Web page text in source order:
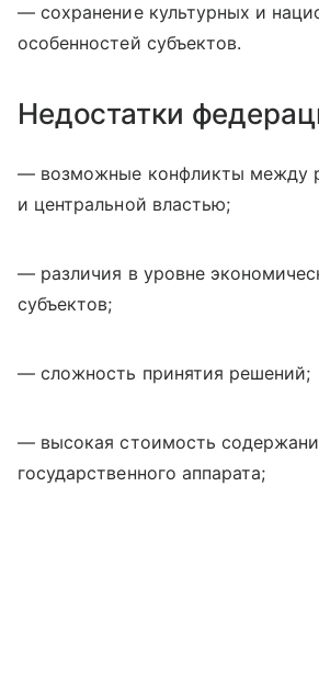
— сохранение культурных и
особенностей субъектов.
Недостатки
— возможные конфликты между
и центральной властью;
— различия в уровне
субъектов;
— сложность принятия решений;
— высокая стоимость
государственного аппарата;